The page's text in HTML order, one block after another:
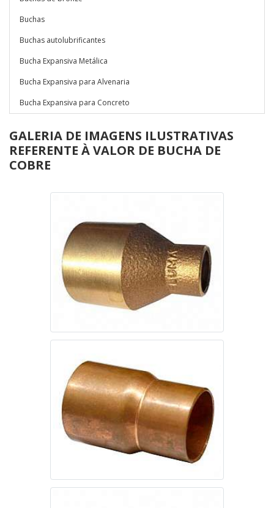
Buchas
Buchas autolubrificantes
Bucha Expansiva Metálica
Bucha Expansiva para Alvenaria
Bucha Expansiva para Concreto
GALERIA DE IMAGENS ILUSTRATIVAS
REFERENTE À VALOR DE BUCHA DE
COBRE